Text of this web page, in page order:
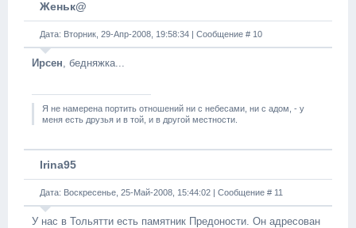
Женьк@
Дата: Вторник, 29-Апр-2008, 19:58:34 | Сообщение # 10
Ирсен, бедняжка...
Я не намерена портить отношений ни с небесами, ни с адом, - у
меня есть друзья и в той, и в другой местности.
Irina95
Дата: Воскресенье, 25-Май-2008, 15:44:02 | Сообщение # 11
У нас в Тольятти есть памятник Предоности. Он адресован